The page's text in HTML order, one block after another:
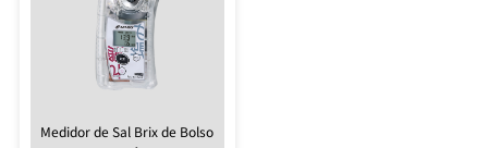
Medidor de Sal Brix de Bolso